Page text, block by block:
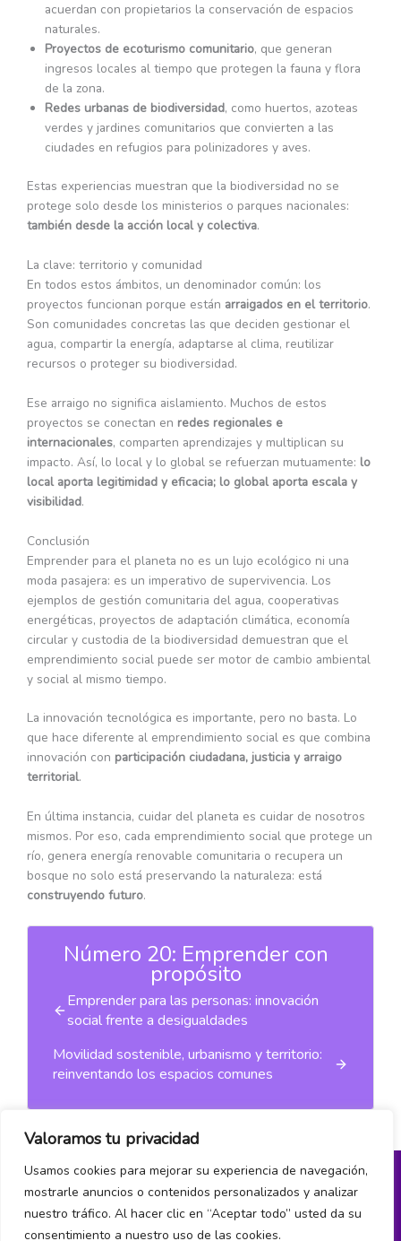
Valoramos tu privacidad
Usamos cookies para mejorar su experiencia de navegación,
mostrarle anuncios o contenidos personalizados y analizar
nuestro tráfico. Al hacer clic en “Aceptar todo” usted da su
consentimiento a nuestro uso de las cookies.
acuerdan con propietarios la conservación de espacios
naturales.
Proyectos de ecoturismo comunitario, que generan
ingresos locales al tiempo que protegen la fauna y flora
de la zona.
Redes urbanas de biodiversidad, como huertos, azoteas
verdes y jardines comunitarios que convierten a las
ciudades en refugios para polinizadores y aves.
Estas experiencias muestran que la biodiversidad no se
protege solo desde los ministerios o parques nacionales:
también desde la acción local y colectiva.
La clave: territorio y comunidad
En todos estos ámbitos, un denominador común: los
proyectos funcionan porque están arraigados en el territorio.
Son comunidades concretas las que deciden gestionar el
agua, compartir la energía, adaptarse al clima, reutilizar
recursos o proteger su biodiversidad.
Ese arraigo no significa aislamiento. Muchos de estos
proyectos se conectan en redes regionales e
internacionales, comparten aprendizajes y multiplican su
impacto. Así, lo local y lo global se refuerzan mutuamente: lo
local aporta legitimidad y eficacia; lo global aporta escala y
visibilidad.
Conclusión
Emprender para el planeta no es un lujo ecológico ni una
moda pasajera: es un imperativo de supervivencia. Los
ejemplos de gestión comunitaria del agua, cooperativas
energéticas, proyectos de adaptación climática, economía
circular y custodia de la biodiversidad demuestran que el
emprendimiento social puede ser motor de cambio ambiental
y social al mismo tiempo.
La innovación tecnológica es importante, pero no basta. Lo
que hace diferente al emprendimiento social es que combina
innovación con participación ciudadana, justicia y arraigo
territorial.
En última instancia, cuidar del planeta es cuidar de nosotros
mismos. Por eso, cada emprendimiento social que protege un
río, genera energía renovable comunitaria o recupera un
bosque no solo está preservando la naturaleza: está
construyendo futuro.
Número 20: Emprender con
propósito
Emprender para las personas: innovación
social frente a desigualdades
Movilidad sostenible, urbanismo y territorio:
reinventando los espacios comunes
Política de privacidad